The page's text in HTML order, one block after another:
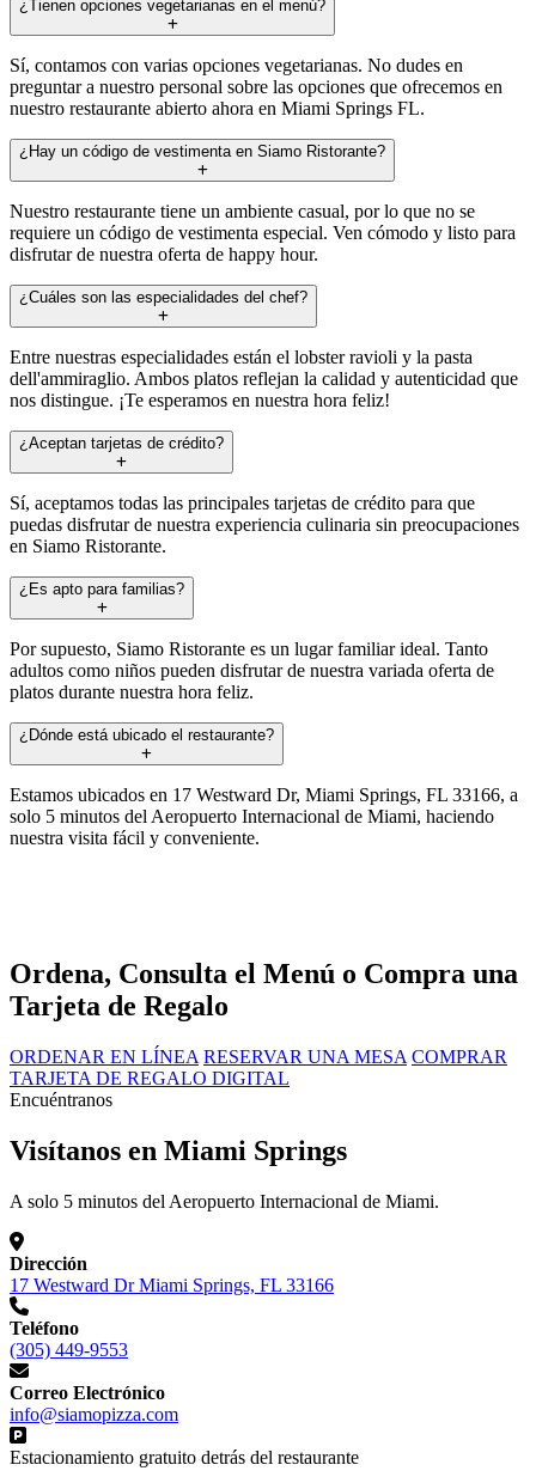
¿Tienen opciones vegetarianas en el menú?
Sí, contamos con varias opciones vegetarianas. No dudes en
preguntar a nuestro personal sobre las opciones que ofrecemos en
nuestro restaurante abierto ahora en Miami Springs FL.
¿Hay un código de vestimenta en Siamo Ristorante?
Nuestro restaurante tiene un ambiente casual, por lo que no se
requiere un código de vestimenta especial. Ven cómodo y listo para
disfrutar de nuestra oferta de happy hour.
¿Cuáles son las especialidades del chef?
Entre nuestras especialidades están el lobster ravioli y la pasta
dell'ammiraglio. Ambos platos reflejan la calidad y autenticidad que
nos distingue. ¡Te esperamos en nuestra hora feliz!
¿Aceptan tarjetas de crédito?
Sí, aceptamos todas las principales tarjetas de crédito para que
puedas disfrutar de nuestra experiencia culinaria sin preocupaciones
en Siamo Ristorante.
¿Es apto para familias?
Por supuesto, Siamo Ristorante es un lugar familiar ideal. Tanto
adultos como niños pueden disfrutar de nuestra variada oferta de
platos durante nuestra hora feliz.
¿Dónde está ubicado el restaurante?
Estamos ubicados en 17 Westward Dr, Miami Springs, FL 33166, a
solo 5 minutos del Aeropuerto Internacional de Miami, haciendo
nuestra visita fácil y conveniente.
Ordena, Consulta el Menú o Compra una
Tarjeta de Regalo
ORDENAR EN LÍNEA RESERVAR UNA MESA COMPRAR
TARJETA DE REGALO DIGITAL
Encuéntranos
Visítanos en Miami Springs
A solo 5 minutos del Aeropuerto Internacional de Miami.
Dirección
17 Westward Dr Miami Springs, FL 33166
Teléfono
(305) 449-9553
Correo Electrónico
info@siamopizza.com
Estacionamiento gratuito detrás del restaurante